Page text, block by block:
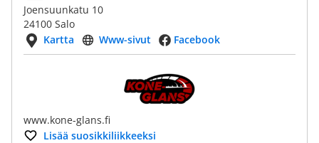
Joensuunkatu 10
24100 Salo
Kartta
Www-sivut Facebook
www.kone-glans.fi
Lisää suosikkiliikkeeksi